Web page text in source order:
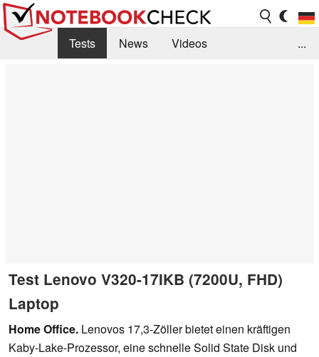
Tests News
Videos
...
Test Lenovo V320-17IKB (7200U, FHD)
Laptop
Home Office. Lenovos 17,3-Zöller bietet einen kräftigen
Kaby-Lake-Prozessor, eine schnelle Solid State Disk und